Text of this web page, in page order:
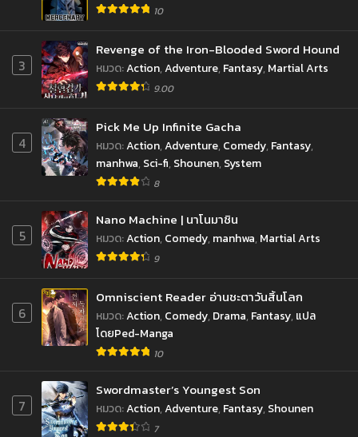
10
3
Revenge of the Iron-Blooded Sword Hound
หมวด:Action,Adventure, Fantasy, Martial Arts
9.00
4
Pick Me Up Infinite Gacha
หมวด:Action,Adventure, Comedy, Fantasy,
manhwa, Sci-fi, Shounen, System
8
5
Nano Machine | นาโนมาชิน
หมวด:Action, Comedy, manhwa, Martial Arts
9
6
Omniscient Reader อ่านชะตาวันสิ้นโลก
หมวด:Action, Comedy, Drama, Fantasy, แปล
โดยPed-Manga
10
7
Swordmaster’s Youngest Son
หมวด:Action,Adventure, Fantasy, Shounen
7